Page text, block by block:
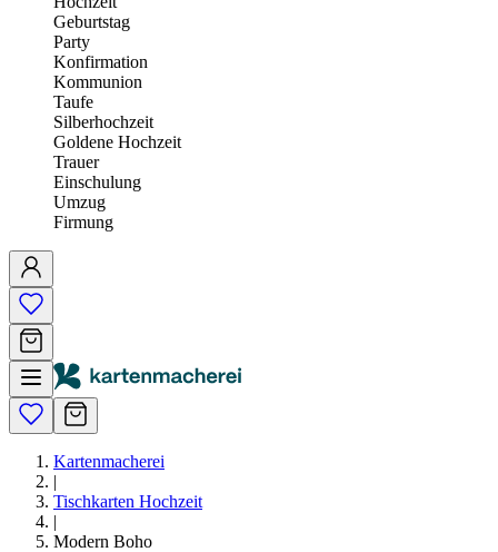
Geburtstag
Party
Konfirmation
Kommunion
Taufe
Silberhochzeit
Goldene Hochzeit
Trauer
Einschulung
Umzug
Firmung
Kartenmacherei
|
Tischkarten Hochzeit
|
Modern Boho